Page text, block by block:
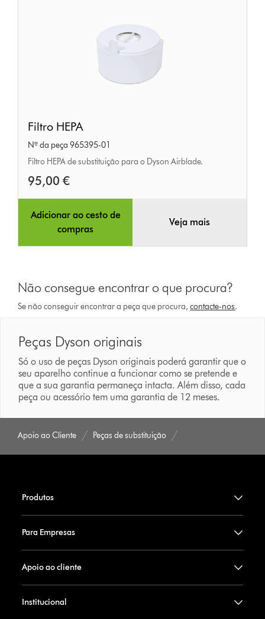
HEPA
Filtro HEPA
Nº da peça 965395-01
Filtro HEPA de substituição para o Dyson Airblade.
95,00 €
Adicionar ao cesto de
compras
Veja mais
Não consegue encontrar o que procura?
Se não conseguir encontrar a peça que procura,contacte-nos.
Peças Dyson originais
Só o uso de peças Dyson originais poderá garantir que o
seu aparelho continue a funcionar como se pretende e
que a sua garantia permaneça intacta. Além disso, cada
peça ou acessório tem uma garantia de 12 meses.
Apoio ao Cliente Peças de substituição
Produtos
Para Empresas
Apoio ao cliente
Institucional